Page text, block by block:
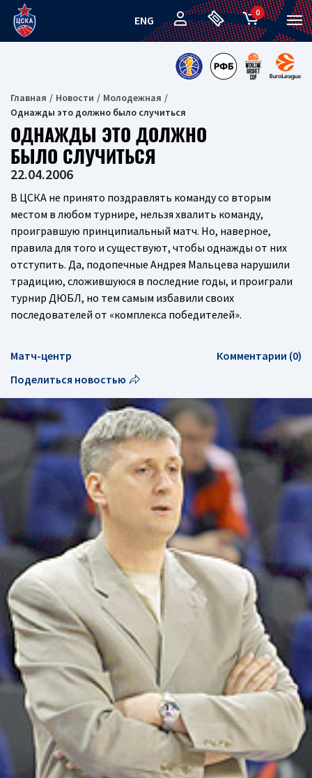
ENG
0
Главная Новости
Молодежная
Однажды это должно было случиться
ОДНАЖДЫ ЭТО ДОЛЖНО
БЫЛО СЛУЧИТЬСЯ
22.04.2006
В ЦСКА не принято поздравлять команду со вторым
местом в любом турнире, нельзя хвалить команду,
проигравшую принципиальный матч. Но, наверное,
правила для того и существуют, чтобы однажды от них
отступить. Да, подопечные Андрея Мальцева нарушили
традицию, сложившуюся в последние годы, и проиграли
турнир ДЮБЛ, но тем самым избавили своих
последователей от «комплекса победителей».
Матч-центр
Комментарии (0)
Поделиться новостью